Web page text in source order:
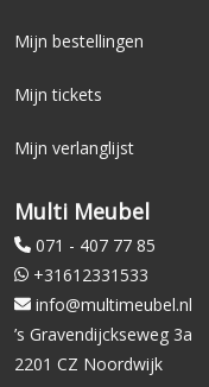
Mijn bestellingen
Mijn tickets
Mijn verlanglijst
Multi Meubel
071 - 407 77 85
+31612331533
info@multimeubel.nl
’s Gravendijckseweg 3a
2201 CZ Noordwijk